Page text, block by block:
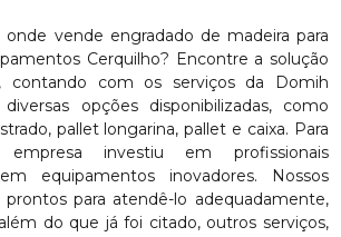
vende engradado de madeira para
Cerquilho? Encontre a solução
contando com os serviços da Domih
opções disponibilizadas, como
pallet longarina, pallet e caixa. Para
investiu em profissionais
equipamentos inovadores. Nossos
prontos para atendê-lo adequadamente,
do que já foi citado, outros serviços,